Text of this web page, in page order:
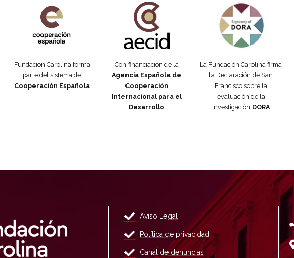
Fundación Carolina forma
parte del sistema de
Cooperación Española
Con financiación de la
Agencia Española de
Cooperación
Internacional para el
Desarrollo
La Fundación Carolina firma
la Declaración de San
Francisco sobre la
evaluación de la
investigación DORA
Aviso Legal
Política de privacidad
Canal de denuncias